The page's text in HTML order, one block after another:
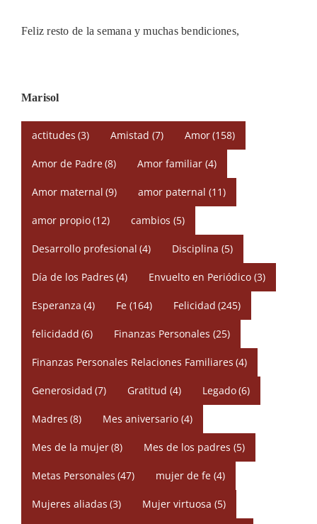
Feliz resto de la semana y muchas bendiciones,
Marisol
actitudes (3) Amistad (7) Amor(158)
Amor de Padre(8) Amor familiar (4)
Amor maternal (9) amor paternal (11)
amor propio(12) cambios (5)
Desarrollo profesional (4) Disciplina (5)
Día de los Padres (4) Envuelto en Periódico (3)
Esperanza (4) Fe (164) Felicidad (245)
felicidadd (6) Finanzas Personales (25)
Finanzas Personales Relaciones Familiares (4)
Generosidad (7) Gratitud (4) Legado(6)
Madres (8) Mes aniversario (4)
Mes de la mujer(8) Mes de los padres (5)
Metas Personales (47) mujer de fe (4)
Mujeres aliadas (3) Mujer virtuosa (5)